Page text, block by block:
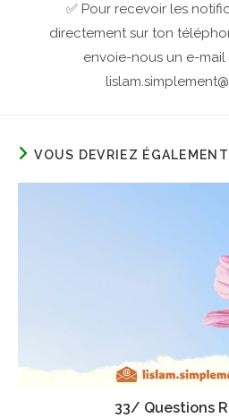
✅ Pour recevoir les
directement sur ton
envoie-nous un e-mail
VOUS DEVRIEZ
33/ Questions